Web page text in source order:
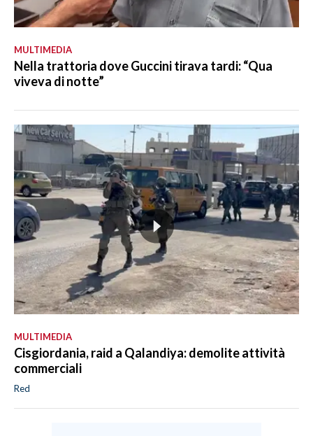
MULTIMEDIA
Nella trattoria dove Guccini tirava tardi: “Qua
viveva di notte”
MULTIMEDIA
Cisgiordania, raid a Qalandiya: demolite attività
commerciali
Red